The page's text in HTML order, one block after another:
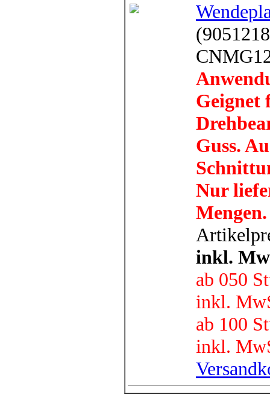
Geignet
Guss.
Nur
Mengen.
inkl.
ab 050
inkl.
ab 100
inkl.